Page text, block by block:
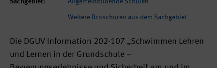
Sachgebiet:
Allgemeinbildende Schulen
Weitere Broschüren aus dem Sachgebiet
Die DGUV Information 202-107 „Schwimmen Lehren
und Lernen in der Grundschule –